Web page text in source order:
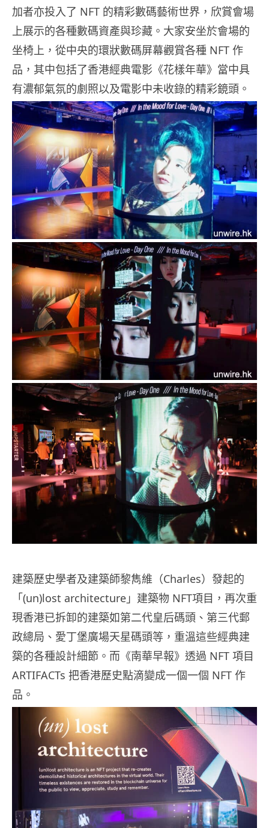
加者亦投入了 NFT 的精彩數碼藝術世界，欣賞會場
上展示的各種數碼資產與珍藏。大家安坐於會場的
坐椅上，從中央的環狀數碼屏幕觀賞各種 NFT 作
品，其中包括了香港經典電影《花樣年華》當中具
有濃郁氣氛的劇照以及電影中未收錄的精彩鏡頭。
建築歷史學者及建築師黎雋維（Charles）發起的
「(un)lost architecture」建築物 NFT項目，再次重
現香港已拆卸的建築如第二代皇后碼頭、第三代郵
政總局、愛丁堡廣場天星碼頭等，重溫這些經典建
築的各種設計細節。而《南華早報》透過 NFT 項目
ARTIFACTs 把香港歷史點滴變成一個一個 NFT 作
品。